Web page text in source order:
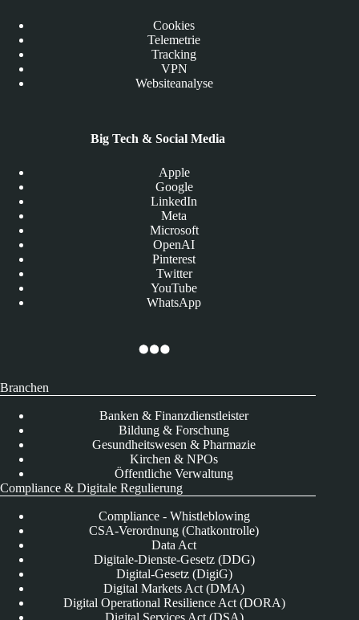
Cookies
Telemetrie
Tracking
VPN
Websiteanalyse
Big Tech & Social Media
Apple
Google
LinkedIn
Meta
Microsoft
OpenAI
Pinterest
Twitter
YouTube
WhatsApp
Branchen
Banken & Finanzdienstleister
Bildung & Forschung
Gesundheitswesen & Pharmazie
Kirchen & NPOs
Öffentliche Verwaltung
Compliance & Digitale Regulierung
Compliance - Whistleblowing
CSA-Verordnung (Chatkontrolle)
Data Act
Digitale-Dienste-Gesetz (DDG)
Digital-Gesetz (DigiG)
Digital Markets Act (DMA)
Digital Operational Resilience Act (DORA)